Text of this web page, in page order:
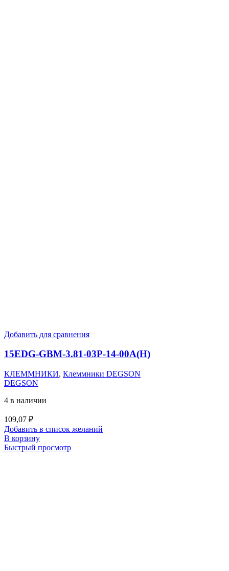
Добавить для сравнения
15EDG-GBM-3.81-03P-14-00A(H)
КЛЕММНИКИ, Клеммники DEGSON
DEGSON
4 в наличии
109,07 ₽
Добавить в список желаний
В корзину
Быстрый просмотр